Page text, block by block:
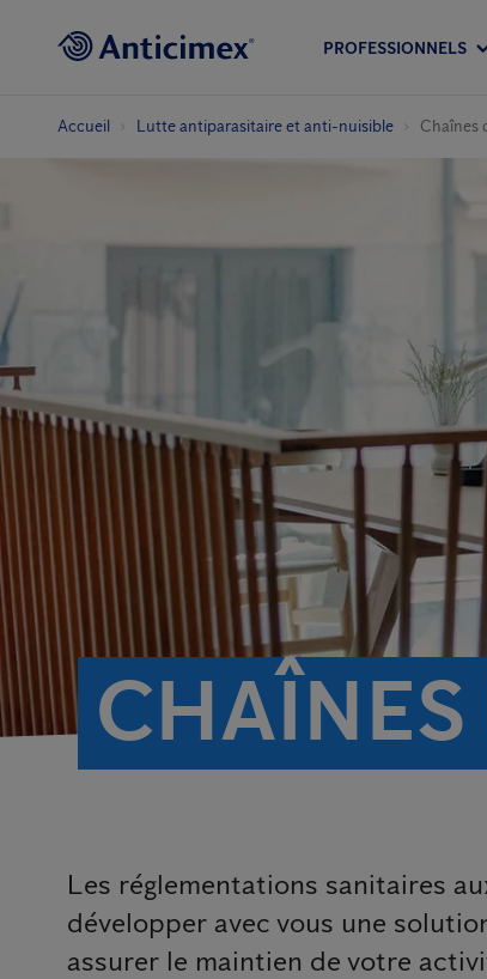
PROFESSIONNELS
Accueil Lutte antiparasitaire et anti-nuisible Chaînes
CHAÎNES
Les réglementations sanitaires
développer avec vous une
assurer le maintien de votre